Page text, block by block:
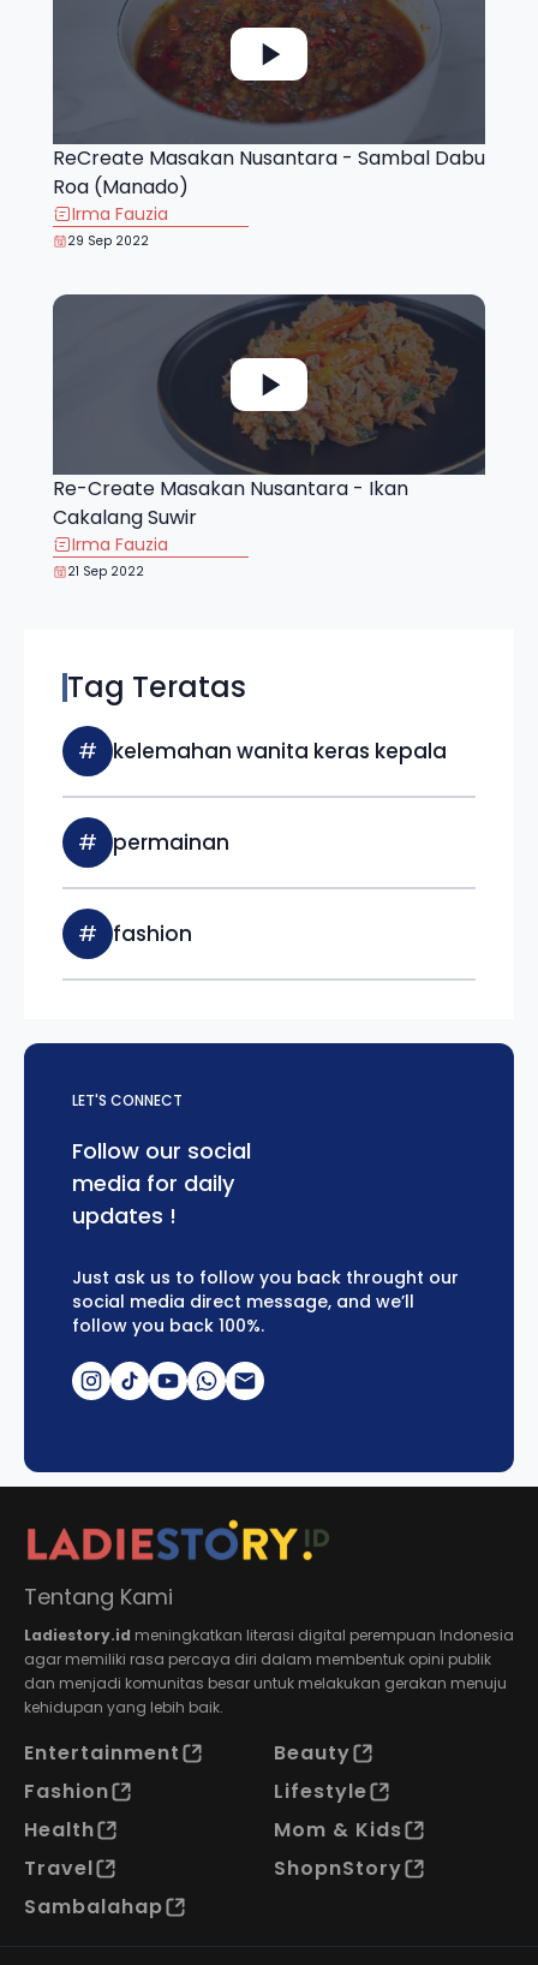
ReCreate Masakan Nusantara - Sambal Dabu
Roa (Manado)
Irma Fauzia
29 Sep 2022
Re-Create Masakan Nusantara - Ikan
Cakalang Suwir
Irma Fauzia
21 Sep 2022
Tag Teratas
# kelemahan wanita keras kepala
# permainan
# fashion
LET'S CONNECT
Follow our social
media for daily
updates !
Just ask us to follow you back throught our
social media direct message, and we’ll
follow you back 100%.
Tentang Kami
Ladiestory.id meningkatkan literasi digital perempuan Indonesia
agar memiliki rasa percaya diri dalam membentuk opini publik
dan menjadi komunitas besar untuk melakukan gerakan menuju
kehidupan yang lebih baik.
Entertainment
Beauty
Fashion
Lifestyle
Health
Mom & Kids
Travel
ShopnStory
Sambalahap